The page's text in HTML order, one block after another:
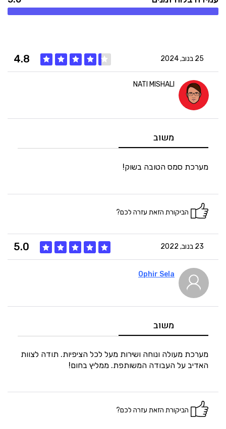
25 בנוב, 2024 4.8
זמנים5
NATI MISHALI
משוב
מערכת סמס הטובה בשוק!
הביקורת הזאת עזרה לכם?
23 בנוב, 2022 5.0
היענות5
Ophir Sela
משוב
מערכת מעולה ונוחה ושירות מעל לכל הציפיות. תודה לצוות
האדיב על העבודה המשותפת. ממליץ בחום!
הביקורת הזאת עזרה לכם?